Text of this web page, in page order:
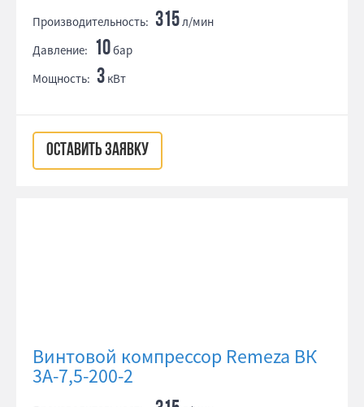
Производительность: 315л/мин
Давление: 10бар
Мощность: 3 кВт
ОСТАВИТЬ ЗАЯВКУ
Винтовой компрессор Remeza ВК
3А-7,5-200-2